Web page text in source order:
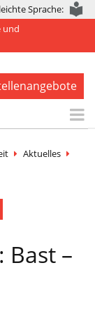
leichte Sprache:
und
Aktuelles
Bast –